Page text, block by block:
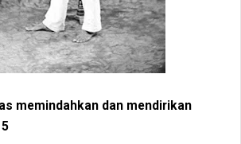
memindahkan dan mendirikan